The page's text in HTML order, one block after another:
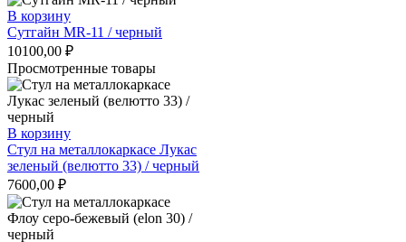
В корзину
Сутгайн MR-11 / черный
10100,00 ₽
Просмотренные товары
В корзину
Стул на металлокаркасе Лукас
зеленый (велютто 33) / черный
7600,00 ₽